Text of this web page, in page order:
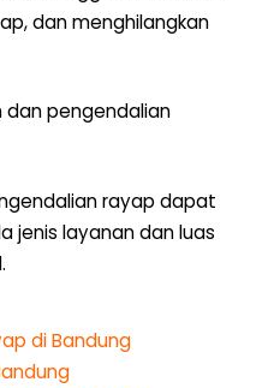
dan menghilangkan
dan pengendalian
rayap dapat
jenis layanan dan luas
di Bandung